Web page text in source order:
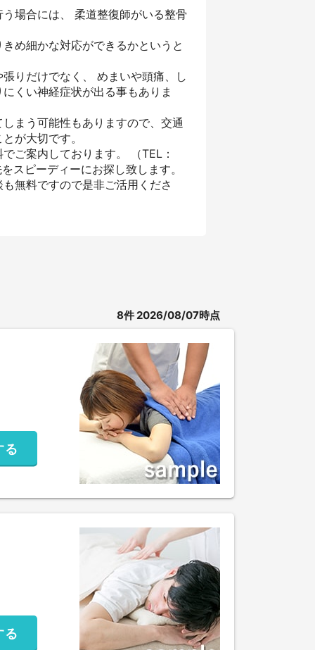
場合には、 柔道整復師がいる整骨
め細かな対応ができるかというと
りだけでなく、 めまいや頭痛、し
くい神経症状が出る事もありま
まう可能性もありますので、交通
が大切です。
ご案内しております。 （TEL：
スピーディーにお探し致します。
無料ですので是非ご活用くださ
8件2026/08/07時点
る
る